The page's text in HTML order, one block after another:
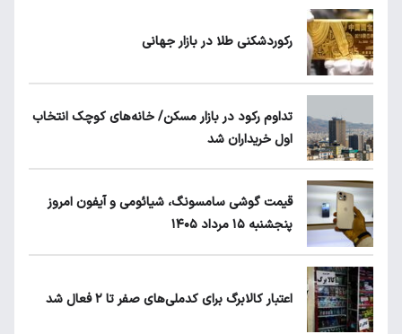
زمان شارژ کالابرگ با رقم آخر کد ملی صفر تا ۲
رکوردشکنی طلا در بازار جهانی
تداوم رکود در بازار مسکن/ خانه‌های کوچک انتخاب
اول خریداران شد
قیمت گوشی سامسونگ، شیائومی و آیفون امروز
پنجشنبه ۱۵ مرداد ۱۴۰۵
اعتبار کالابرگ برای کدملی‌های صفر تا ۲ فعال شد